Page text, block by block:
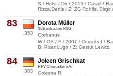
S / Holst / Db / 2015 / Casall /
Rizza,Denis / Z: ZG Rohlfs, Birgit
83
353
Dorota Müller
Süttenbacher RSG
Corbanus
W / OS / F / 2007 / Corrado I /
B: Pisani,Ugo / Z: Gestüt Lewitz,
84
303
Joleen Grischkat
RFV Cherusker e.V.
Colestra R